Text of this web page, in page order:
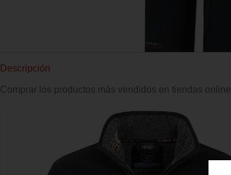
Descripción
Comprar los productos más vendidos en tiendas online